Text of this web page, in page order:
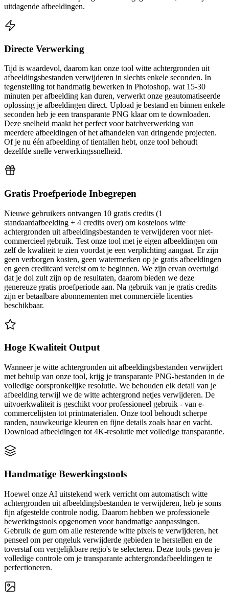
uitdagende afbeeldingen.
Directe Verwerking
Tijd is waardevol, daarom kan onze tool witte achtergronden uit
afbeeldingsbestanden verwijderen in slechts enkele seconden. In
tegenstelling tot handmatig bewerken in Photoshop, wat 15-30
minuten per afbeelding kan duren, verwerkt onze geautomatiseerde
oplossing je afbeeldingen direct. Upload je bestand en binnen enkele
seconden heb je een transparante PNG klaar om te downloaden.
Deze snelheid maakt het perfect voor batchverwerking van
meerdere afbeeldingen of het afhandelen van dringende projecten.
Of je nu één afbeelding of tientallen hebt, onze tool behoudt
dezelfde snelle verwerkingssnelheid.
Gratis Proefperiode Inbegrepen
Nieuwe gebruikers ontvangen 10 gratis credits (1
standaardafbeelding + 4 credits over) om kosteloos witte
achtergronden uit afbeeldingsbestanden te verwijderen voor niet-
commercieel gebruik. Test onze tool met je eigen afbeeldingen om
zelf de kwaliteit te zien voordat je een verplichting aangaat. Er zijn
geen verborgen kosten, geen watermerken op je gratis afbeeldingen
en geen creditcard vereist om te beginnen. We zijn ervan overtuigd
dat je dol zult zijn op de resultaten, daarom bieden we deze
genereuze gratis proefperiode aan. Na gebruik van je gratis credits
zijn er betaalbare abonnementen met commerciële licenties
beschikbaar.
Hoge Kwaliteit Output
Wanneer je witte achtergronden uit afbeeldingsbestanden verwijdert
met behulp van onze tool, krijg je transparante PNG-bestanden in de
volledige oorspronkelijke resolutie. We behouden elk detail van je
afbeelding terwijl we de witte achtergrond netjes verwijderen. De
uitvoerkwaliteit is geschikt voor professioneel gebruik - van e-
commercelijsten tot printmaterialen. Onze tool behoudt scherpe
randen, nauwkeurige kleuren en fijne details zoals haar en vacht.
Download afbeeldingen tot 4K-resolutie met volledige transparantie.
Handmatige Bewerkingstools
Hoewel onze AI uitstekend werk verricht om automatisch witte
achtergronden uit afbeeldingsbestanden te verwijderen, heb je soms
fijn afgestelde controle nodig. Daarom hebben we professionele
bewerkingstools opgenomen voor handmatige aanpassingen.
Gebruik de gum om alle resterende witte pixels te verwijderen, het
penseel om per ongeluk verwijderde gebieden te herstellen en de
toverstaf om vergelijkbare regio's te selecteren. Deze tools geven je
volledige controle om je transparante achtergrondafbeeldingen te
perfectioneren.